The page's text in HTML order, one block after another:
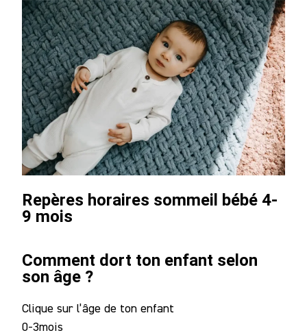
Repères horaires sommeil bébé 4-
9 mois
Comment dort ton enfant selon
son âge ?
Clique sur l’âge de ton enfant
0-3mois